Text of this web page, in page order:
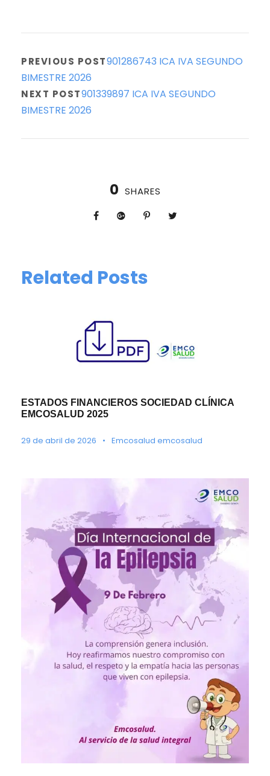
PREVIOUS POST901286743 ICA IVA SEGUNDO
BIMESTRE 2026
NEXT POST901339897 ICA IVA SEGUNDO
BIMESTRE 2026
0 SHARES
Related Posts
ESTADOS FINANCIEROS SOCIEDAD CLÍNICA
EMCOSALUD 2025
29 de abril de 2026 • Emcosalud emcosalud